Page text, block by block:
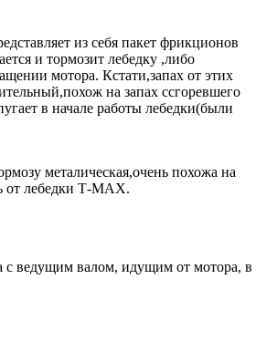
из себя пакет фрикционов
и тормозит лебедку ,либо
мотора. Кстати,запах от этих
на запах ссгоревшего
в начале работы лебедки(были
металическая,очень похожа на
от лебедки Т-МАХ.
с ведущим валом, идущим от мотора, в